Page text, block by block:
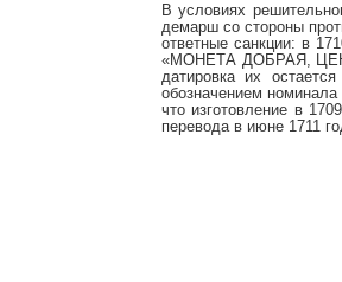
В условиях
демарш со стороны
ответные санкции: в
«МОНЕТА ДОБРАЯ,
датировка их
обозначением
что изготовление в
перевода в июне 1711